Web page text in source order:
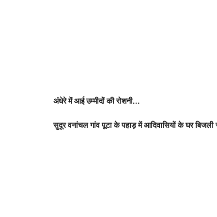
अंधेरे में आई उम्मीदों की रोशनी…
सुदूर वनांचल गांव पूटा के पहाड़ में आदिवासियों के घर बिजली